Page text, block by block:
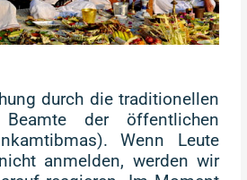
durch die traditionellen
der öffentlichen
Wenn Leute
anmelden, werden wir